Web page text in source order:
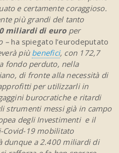
e certamente coraggioso.
più grandi del tanto
miliardi di europer
–ha spiegato l’eurodeputato
piùbenefici, con 172,7
fondo perduto, nella
di fronte alla necessità di
per utilizzarli in
burocratiche e ritardi
strumenti messi già in campo
degli Investimenti e il
Covid-19 mobilitato
dunque a 2.400 miliardi di